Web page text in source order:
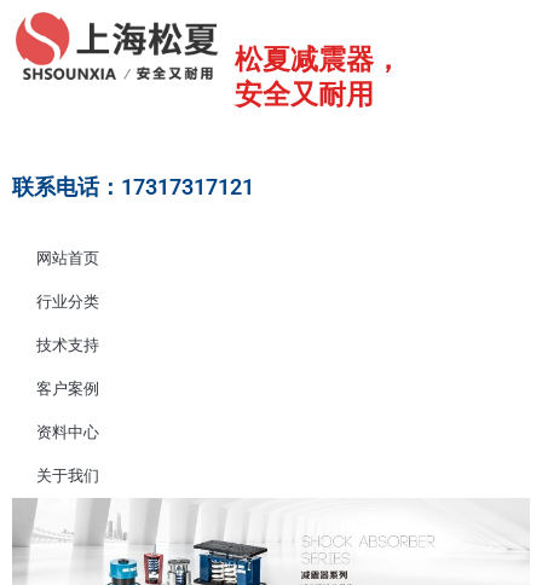
至
松夏减震器，
安全又耐用
联系电话：17317317121
网站首页
行业分类
技术支持
客户案例
资料中心
关于我们